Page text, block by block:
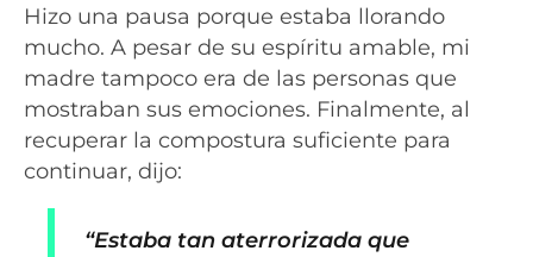
Hizo una pausa porque estaba llorando
mucho. A pesar de su espíritu amable, mi
madre tampoco era de las personas que
mostraban sus emociones. Finalmente, al
recuperar la compostura suficiente para
continuar, dijo:
“Estaba tan aterrorizada que